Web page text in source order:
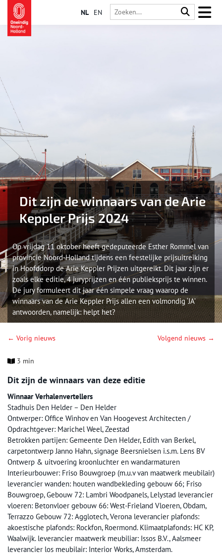
NL EN
Dit zijn de winnaars van de Arie
Keppler Prijs 2024
Op vrijdag 11 oktober heeft gedeputeerde Esther Rommel van
provincie Noord-Holland tijdens een feestelijke prijsuitreiking
in Hoofddorp de Arie Keppler Prijzen uitgereikt. Dit jaar zijn er
zoals elke editie, 4 juryprijzen en één publieksprijs te winnen.
De jury formuleert dit jaar één simpele vraag waarop de
winnaars van de Arie Keppler Prijs allen een volmondig ‘JA’
antwoorden, namelijk: helpt het?
← Vorig nieuws Volgend nieuws →
3 min
Dit zijn de winnaars van deze editie
Winnaar Verhalenvertellers
Stadhuis Den Helder – Den Helder
Ontwerper: Office Winhov en Van Hoogevest Architecten /
Opdrachtgever: Marichel Weel, Zeestad
Betrokken partijen: Gemeente Den Helder, Edith van Berkel,
carpetontwerp Janno Hahn, signage Beersnielsen i.s.m. Lens BV
Ontwerp & uitvoering kroonluchter en wandarmaturen
Interieurbouwer: Friso Bouwgroep (m.u.v van maatwerk meubilair)
leverancier wanden: houten wandbekleding gebouw 66; Friso
Bouwgroep, Gebouw 72: Lambri Woodpanels, Lelystad leverancier
vloeren: Betonvloer gebouw 66: West-Frieland Vloeren, Obdam,
Terrazzo Gebouw 72: Agglotech, Verona leverancier plafonds:
akoestische plafonds: Rockfon, Roermond. Klimaatplafonds: HC KP,
Waalwijk. leverancier maatwerk meubiliar: Issos B.V., Aalsmeer
leverancier los meubilair: Interior Works, Amsterdam.